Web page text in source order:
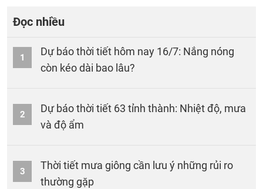
Đọc nhiều
1
Dự báo thời tiết hôm nay 16/7: Nắng nóng
còn kéo dài bao lâu?
2
Dự báo thời tiết 63 tỉnh thành: Nhiệt độ, mưa
và độ ẩm
3
Thời tiết mưa giông cần lưu ý những rủi ro
thường gặp